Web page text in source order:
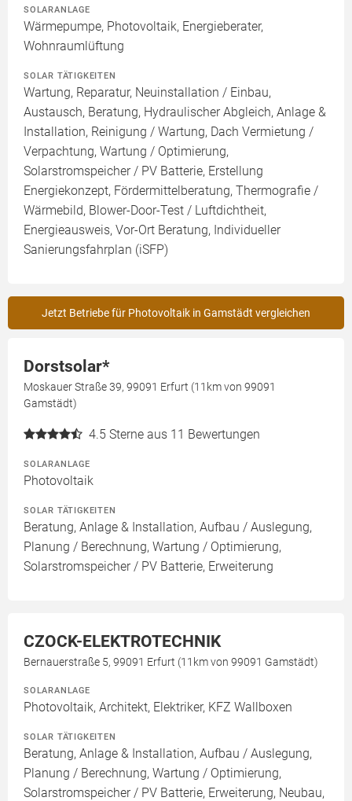
SOLARANLAGE
Wärmepumpe, Photovoltaik, Energieberater,
Wohnraumlüftung
SOLAR TÄTIGKEITEN
Wartung, Reparatur, Neuinstallation / Einbau,
Austausch, Beratung, Hydraulischer Abgleich, Anlage &
Installation, Reinigung / Wartung, Dach Vermietung /
Verpachtung, Wartung / Optimierung,
Solarstromspeicher / PV Batterie, Erstellung
Energiekonzept, Fördermittelberatung, Thermografie /
Wärmebild, Blower-Door-Test / Luftdichtheit,
Energieausweis, Vor-Ort Beratung, Individueller
Sanierungsfahrplan (iSFP)
Jetzt Betriebe für Photovoltaik in Gamstädt vergleichen
Dorstsolar*
Moskauer Straße 39, 99091 Erfurt (11km von 99091
Gamstädt)
4.5 Sterne aus 11 Bewertungen
SOLARANLAGE
Photovoltaik
SOLAR TÄTIGKEITEN
Beratung, Anlage & Installation, Aufbau / Auslegung,
Planung / Berechnung, Wartung / Optimierung,
Solarstromspeicher / PV Batterie, Erweiterung
CZOCK-ELEKTROTECHNIK
Bernauerstraße 5, 99091 Erfurt (11km von 99091 Gamstädt)
SOLARANLAGE
Photovoltaik, Architekt, Elektriker, KFZ Wallboxen
SOLAR TÄTIGKEITEN
Beratung, Anlage & Installation, Aufbau / Auslegung,
Planung / Berechnung, Wartung / Optimierung,
Solarstromspeicher / PV Batterie, Erweiterung, Neubau,